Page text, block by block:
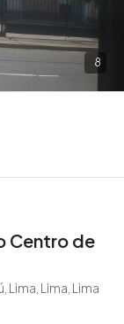
8
Centro de
Lima, Lima, Lima